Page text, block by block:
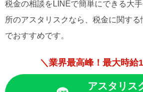
税金の相談をLINEで簡単にできる大
所のアスタリスクなら、税金に関す
でおすすめです。
＼業界最高峰！最大時給
アスタリス